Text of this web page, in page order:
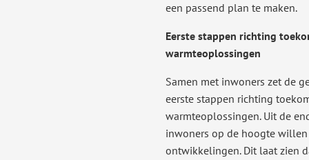
een passend plan te maken.
Eerste stappen richting
warmteoplossingen
Samen met inwoners zet de
eerste stappen richting
warmteoplossingen. Uit de
inwoners op de hoogte
ontwikkelingen. Dit laat zien